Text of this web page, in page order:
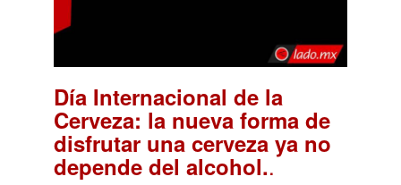
Día Internacional de la
Cerveza: la nueva forma de
disfrutar una cerveza ya no
depende del alcohol..